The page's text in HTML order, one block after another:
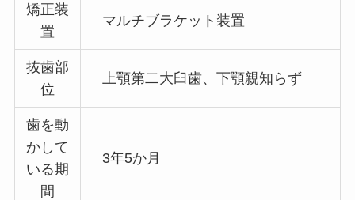
矯正装
置
マルチブラケット装置
抜歯部
位
上顎第二大臼歯、下顎親知らず
歯を動
かして
いる期
間
3年5か月